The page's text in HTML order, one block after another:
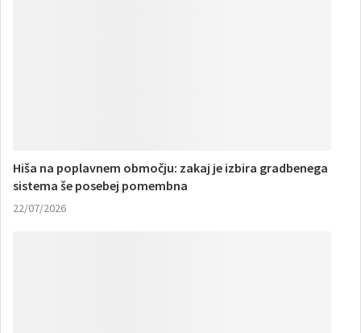
Hiša na poplavnem območju: zakaj je izbira gradbenega
sistema še posebej pomembna
22/07/2026